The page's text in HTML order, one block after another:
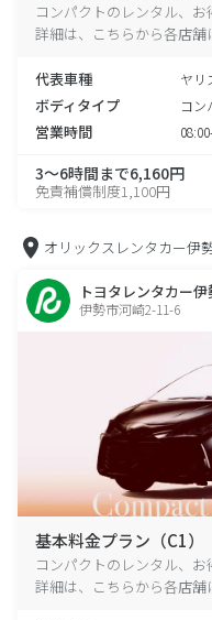
コンパクトのレンタル、
詳細は、こちらから各店舗
代表車種 ヤリ
ボディタイプ コン
営業時間
3～6時間まで6,160円
免責補償制度1,100円
オリックスレンタカー伊
トヨタレンタカー伊
伊勢市河崎2-11-6
基本料金プラン（C1）
コンパクトのレンタル、
詳細は、こちらから各店舗